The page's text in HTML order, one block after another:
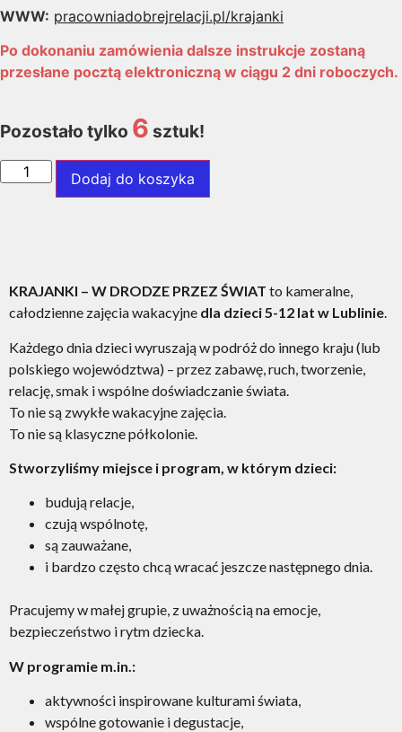
WWW: pracowniadobrejrelacji.pl/krajanki
Po dokonaniu zamówienia dalsze instrukcje zostaną
przesłane pocztą elektroniczną w ciągu 2 dni roboczych.
Pozostało tylko 6 sztuk!
Dodaj do koszyka
KRAJANKI – W DRODZE PRZEZ ŚWIAT to kameralne,
całodzienne zajęcia wakacyjne dla dzieci 5-12 lat w Lublinie.
Każdego dnia dzieci wyruszają w podróż do innego kraju (lub
polskiego województwa) – przez zabawę, ruch, tworzenie,
relację, smak i wspólne doświadczanie świata.
To nie są zwykłe wakacyjne zajęcia.
To nie są klasyczne półkolonie.
Stworzyliśmy miejsce i program, w którym dzieci:
budują relacje,
czują wspólnotę,
są zauważane,
i bardzo często chcą wracać jeszcze następnego dnia.
Pracujemy w małej grupie, z uważnością na emocje,
bezpieczeństwo i rytm dziecka.
W programie m.in.:
aktywności inspirowane kulturami świata,
wspólne gotowanie i degustacje,